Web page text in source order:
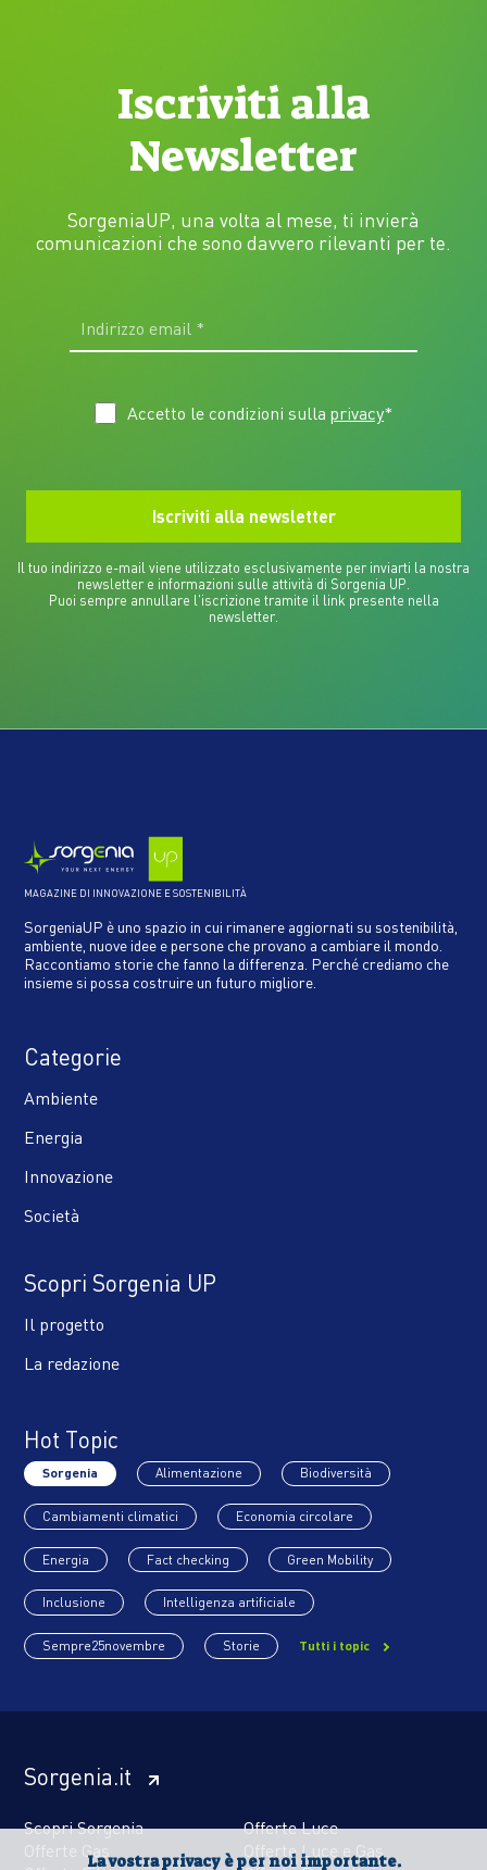
La vostra privacy è per noi importante.
Iscriviti alla
Newsletter
SorgeniaUP, una volta al mese, ti invierà
comunicazioni che sono davvero rilevanti per te.
Accetto le condizioni sulla privacy*
Il tuo indirizzo e-mail viene utilizzato esclusivamente per inviarti la nostra
newsletter e informazioni sulle attività di Sorgenia UP.
Puoi sempre annullare l'iscrizione tramite il link presente nella
newsletter.
MAGAZINE DI INNOVAZIONE E SOSTENIBILITÀ
SorgeniaUP è uno spazio in cui rimanere aggiornati su sostenibilità,
ambiente, nuove idee e persone che provano a cambiare il mondo.
Raccontiamo storie che fanno la differenza. Perché crediamo che
insieme si possa costruire un futuro migliore.
Categorie
Ambiente
Energia
Innovazione
Società
Scopri Sorgenia UP
Il progetto
La redazione
Hot Topic
Sorgenia Alimentazione Biodiversità
Cambiamenti climatici Economia circolare
Energia Fact checking Green Mobility
Inclusione Intelligenza artificiale
Sempre25novembre Storie Tutti i topic
Sorgenia.it
Scopri Sorgenia
Offerte Luce
Offerte Gas
Offerte Luce e Gas